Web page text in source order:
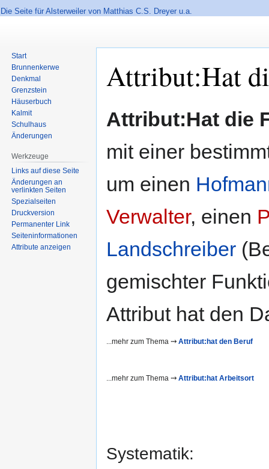
Die Seite für Alsterweiler von Matthias C.S. Dreyer u.a.
Attribut:Hat
Navigation
Suche
Attribut:Hat die
mit einer
um einen
Verwalter, einen
Landschreiber
gemischter
Attribut hat den
...mehr zum Thema ⤑ Attribut:hat den Beruf
...mehr zum Thema ⤑ Attribut:hat Arbeitsort
Systematik:
Start
Brunnenkerwe
Denkmal
Grenzstein
Häuserbuch
Kalmit
Schulhaus
Änderungen
Werkzeuge
Links auf diese Seite
Änderungen an
verlinkten Seiten
Spezialseiten
Druckversion
Permanenter Link
Seiten­informationen
Attribute anzeigen